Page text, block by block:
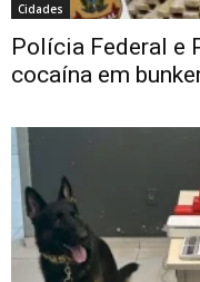
Cidades
Polícia Federal e
cocaína em